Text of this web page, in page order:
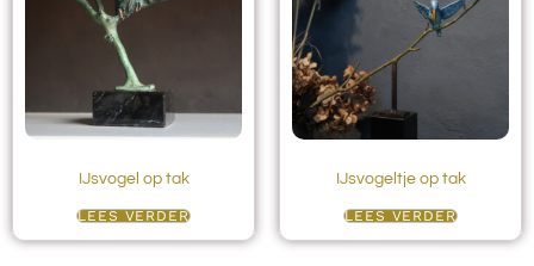
IJsvogel op tak
LEES VERDER
IJsvogeltje op tak
LEES VERDER